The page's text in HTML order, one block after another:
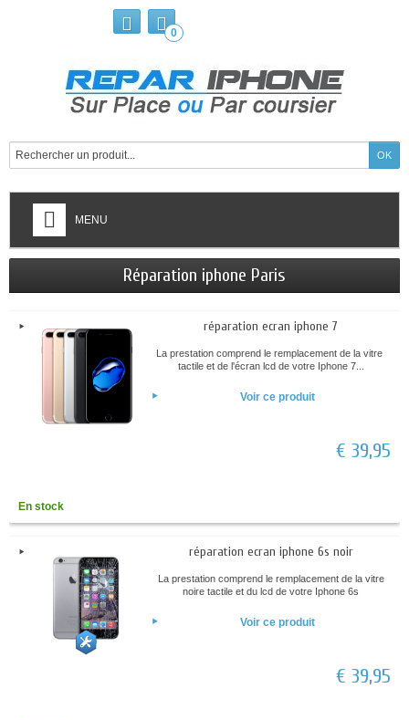
0
MENU
Réparation iphone Paris
réparation ecran iphone 7
La prestation comprend le remplacement de la vitre
tactile et de l'écran lcd de votre Iphone 7...
Voir ce produit
€ 39,95
En stock
réparation ecran iphone 6s noir
La prestation comprend le remplacement de la vitre
noire tactile et du lcd de votre Iphone 6s
Voir ce produit
€ 39,95